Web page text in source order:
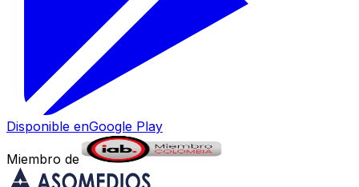
Disponible enGoogle Play
Miembro de